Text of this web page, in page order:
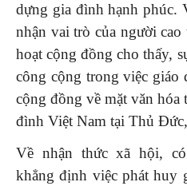
dựng gia đình hạnh phúc.
nhận vai trò của người
hoạt cộng đồng cho thấy,
công cộng trong việc giáo
cộng đồng về mặt văn hóa
đình Việt Nam tại Thủ
Về nhận thức xã hội,
khẳng định việc phát huy